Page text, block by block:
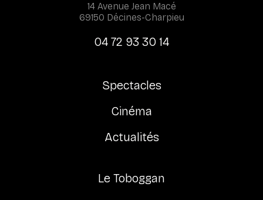
14 Avenue Jean Macé
69150 Décines-Charpieu
04 72 93 30 14
Spectacles
Cinéma
Actualités
Le Toboggan